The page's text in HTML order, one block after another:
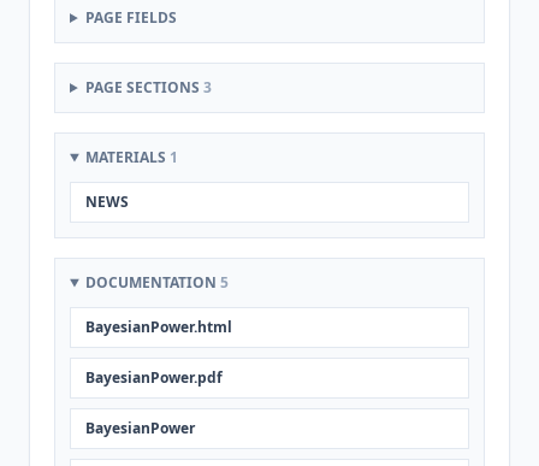
PAGE FIELDS
PAGE SECTIONS 3
MATERIALS 1
NEWS
DOCUMENTATION 5
BayesianPower.html
BayesianPower.pdf
BayesianPower